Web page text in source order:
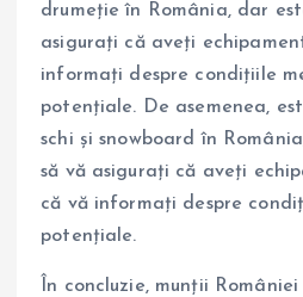
drumeție în România, dar
asigurați că aveți
informați despre condițiile
potențiale. De asemenea,
schi și snowboard în
să vă asigurați că aveți
că vă informați despre
potențiale.
În concluzie, munții